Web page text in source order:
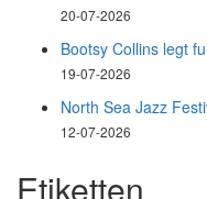
20-07-2026
Bootsy Collins legt
19-07-2026
North Sea Jazz
12-07-2026
Etiketten